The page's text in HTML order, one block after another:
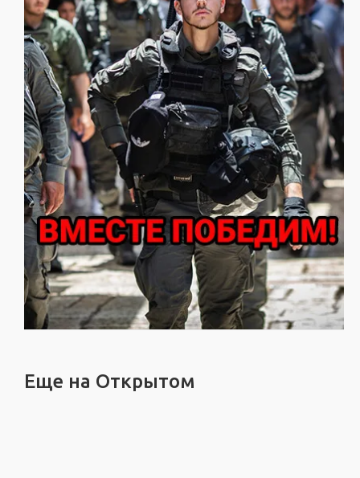
Еще на Открытом